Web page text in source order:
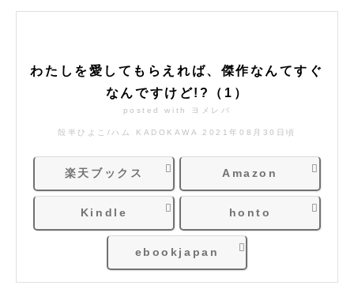
わたしを愛してもらえれば、傑作なんてすぐ
なんですけど!?（1）
posted with ヨメレバ
殻半ひよこ/ハム KADOKAWA 2021年08月30日頃
楽天ブックス Amazon
Kindle honto
ebookjapan